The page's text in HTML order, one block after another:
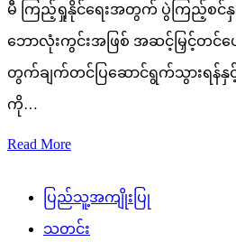
မီ ကြည့်ရှုနိုင်ရေးအတွက် ပွဲကြည့်စင်နှင့်
ဘောလုံးကွင်းအဖြစ် အဆင့်မြှင့်တင်ပေ
တွက်ချက်တင်ပြဆောင်ရွက်သွားရန်နှ
ကို…
Read More
ပြည်သူ့အကျိုးပြု
သတင်း